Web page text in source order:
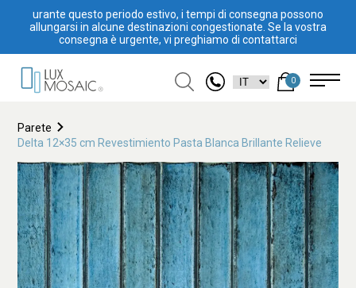
urante questo periodo estivo, i tempi di consegna possono
allungarsi in alcune destinazioni congestionate. Se la vostra
consegna è urgente, vi preghiamo di contattarci
0
Parete
Delta 12×35 cm Revestimiento Pasta Blanca Brillante Relieve